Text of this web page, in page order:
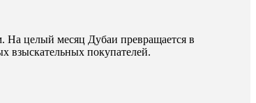
На целый месяц Дубаи превращается в
взыскательных покупателей.